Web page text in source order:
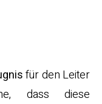
für den Leiter
dass diese